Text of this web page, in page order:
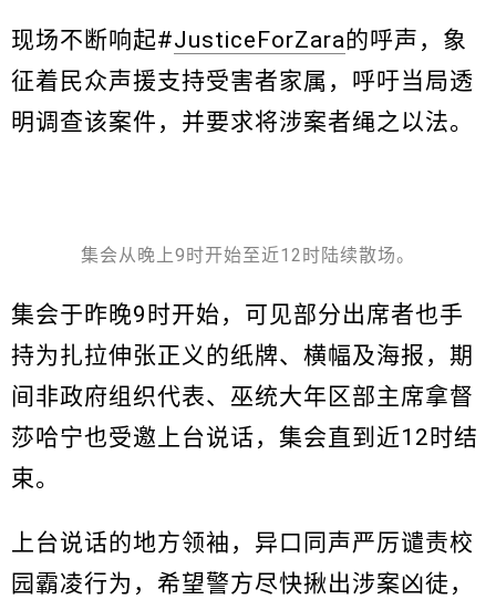
现场不断响起#JusticeForZara的呼声，象
征着民众声援支持受害者家属，呼吁当局透
明调查该案件，并要求将涉案者绳之以法。
集会从晚上9时开始至近12时陆续散场。
集会于昨晚9时开始，可见部分出席者也手
持为扎拉伸张正义的纸牌、横幅及海报，期
间非政府组织代表、巫统大年区部主席拿督
莎哈宁也受邀上台说话，集会直到近12时结
束。
上台说话的地方领袖，异口同声严厉谴责校
园霸凌行为，希望警方尽快揪出涉案凶徒，